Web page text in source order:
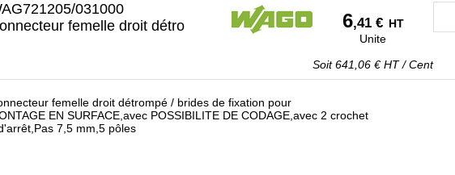
031000
femelle droit détro
6,41 € HT
Unite
Soit641,06 € HT/Cent
femelle droit détrompé / brides de fixation pour
EN SURFACE,avec POSSIBILITE DE CODAGE,avec 2 crochet
7,5 mm,5 pôles